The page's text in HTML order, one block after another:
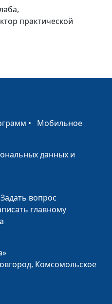
Андрей Качалаба,
доктор практической
Грушко,
практической
• Мобильное
данных и
Задать вопрос
главному
Комсомольское